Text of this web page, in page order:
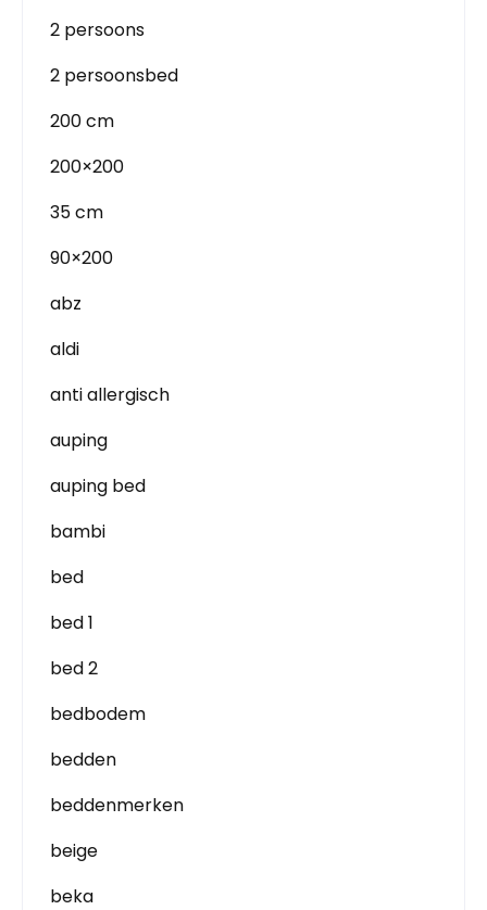
2 persoons
2 persoonsbed
200 cm
200×200
35 cm
90×200
abz
aldi
anti allergisch
auping
auping bed
bambi
bed
bed 1
bed 2
bedbodem
bedden
beddenmerken
beige
beka